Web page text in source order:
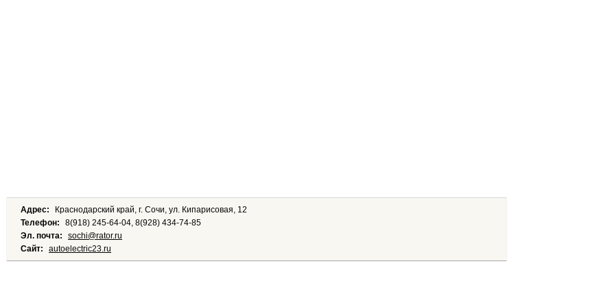
Адрес:
Краснодарский край, г. Сочи, ул. Кипарисовая, 12
Телефон:
8(918) 245-64-04, 8(928) 434-74-85
Эл. почта:
sochi@rator.ru
Сайт:
autoelectric23.ru